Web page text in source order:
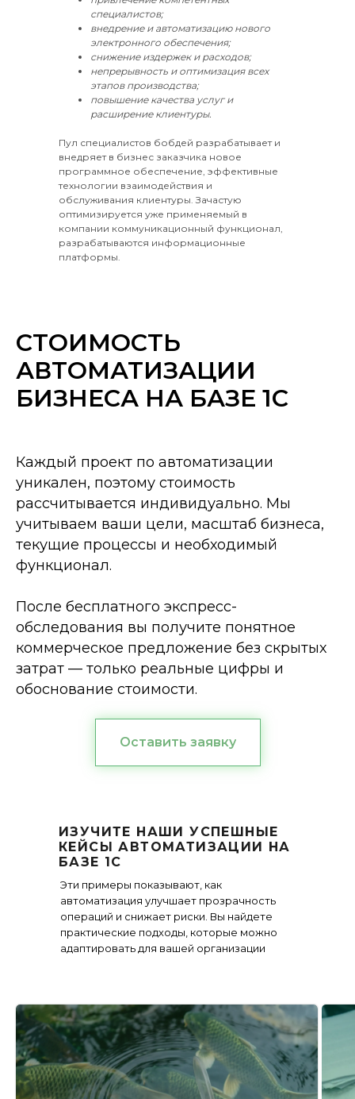
специалистов;
внедрение и автоматизацию нового
электронного обеспечения;
снижение издержек и расходов;
непрерывность и оптимизация всех
этапов производства;
повышение качества услуг и
расширение клиентуры.
Пул специалистов бобдей разрабатывает и
внедряет в бизнес заказчика новое
программное обеспечение, эффективные
технологии взаимодействия и
обслуживания клиентуры. Зачастую
оптимизируется уже применяемый в
компании коммуникационный функционал,
разрабатываются информационные
платформы.
СТОИМОСТЬ
АВТОМАТИЗАЦИИ
БИЗНЕСА НА БАЗЕ 1С
Каждый проект по автоматизации
уникален, поэтому стоимость
рассчитывается индивидуально. Мы
учитываем ваши цели, масштаб бизнеса,
текущие процессы и необходимый
функционал.
После бесплатного экспресс-
обследования вы получите понятное
коммерческое предложение без скрытых
затрат — только реальные цифры и
обоснование стоимости.
Оставить заявку
ИЗУЧИТЕ НАШИ УСПЕШНЫЕ
КЕЙСЫ АВТОМАТИЗАЦИИ НА
БАЗЕ 1С
Эти примеры показывают, как
автоматизация улучшает прозрачность
операций и снижает риски. Вы найдете
практические подходы, которые можно
адаптировать для вашей организации